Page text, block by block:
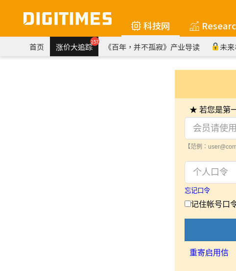
科技网
首页 涨价大追踪257 《百年，并不孤寂》产业导读 未
★ 若您是第
【范例：
忘记口令
记住帐号口
重寄启用信